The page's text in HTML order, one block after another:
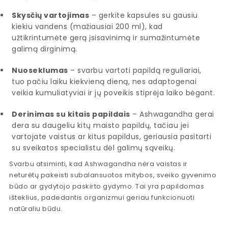
Skysčių vartojimas – gerkite kapsules su gausiu
kiekiu vandens (mažiausiai 200 ml), kad
užtikrintumėte gerą įsisavinimą ir sumažintumėte
galimą dirginimą.
Nuoseklumas – svarbu vartoti papildą reguliariai,
tuo pačiu laiku kiekvieną dieną, nes adaptogenai
veikia kumuliatyviai ir jų poveikis stiprėja laiko bėgant.
Derinimas su kitais papildais – Ashwagandha gerai
dera su daugeliu kitų maisto papildų, tačiau jei
vartojate vaistus ar kitus papildus, geriausia pasitarti
su sveikatos specialistu dėl galimų sąveikų.
Svarbu atsiminti, kad Ashwagandha nėra vaistas ir
neturėtų pakeisti subalansuotos mitybos, sveiko gyvenimo
būdo ar gydytojo paskirto gydymo. Tai yra papildomas
išteklius, padedantis organizmui geriau funkcionuoti
natūraliu būdu.